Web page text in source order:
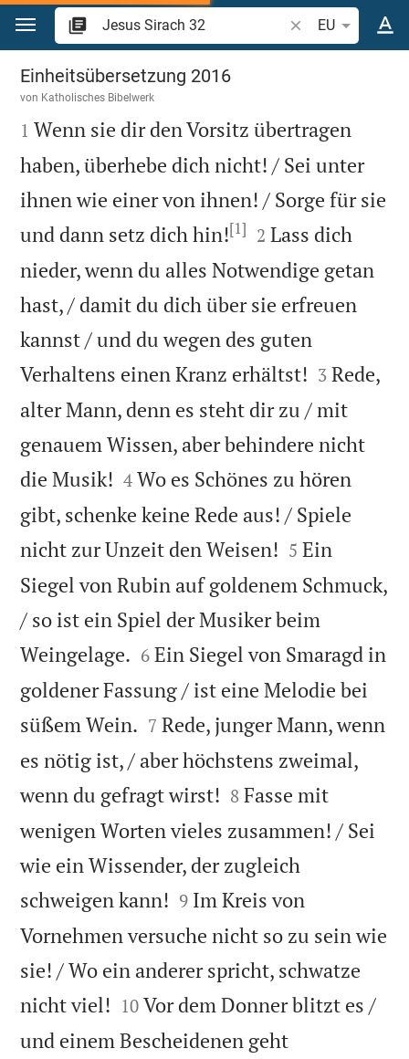
Zum Inhalt springen
Bibelstelle oder
EU
Jesus Sirach 32
Einheitsübersetzung 2016
von Katholisches Bibelwerk

1 Wenn sie dir den Vorsitz übertragen
haben, überhebe dich nicht! / Sei unter
ihnen wie einer von ihnen! / Sorge für sie
und dann setz dich hin![1] 

2 Lass dich
nieder, wenn du alles Notwendige getan
hast, / damit du dich über sie erfreuen
kannst / und du wegen des guten
Verhaltens einen Kranz erhältst! 

3 Rede,
alter Mann, denn es steht dir zu / mit
genauem Wissen, aber behindere nicht
die Musik! 

4 Wo es Schönes zu hören
gibt, schenke keine Rede aus! / Spiele
nicht zur Unzeit den Weisen! 

5 Ein
Siegel von Rubin auf goldenem Schmuck,
/ so ist ein Spiel der Musiker beim
Weingelage. 

6 Ein Siegel von Smaragd in
goldener Fassung / ist eine Melodie bei
süßem Wein. 

7 Rede, junger Mann, wenn
es nötig ist, / aber höchstens zweimal,
wenn du gefragt wirst! 

8 Fasse mit
wenigen Worten vieles zusammen! / Sei
wie ein Wissender, der zugleich
schweigen kann! 

9 Im Kreis von
Vornehmen versuche nicht so zu sein wie
sie! / Wo ein anderer spricht, schwatze
nicht viel! 

10 Vor dem Donner blitzt es /
und einem Bescheidenen geht